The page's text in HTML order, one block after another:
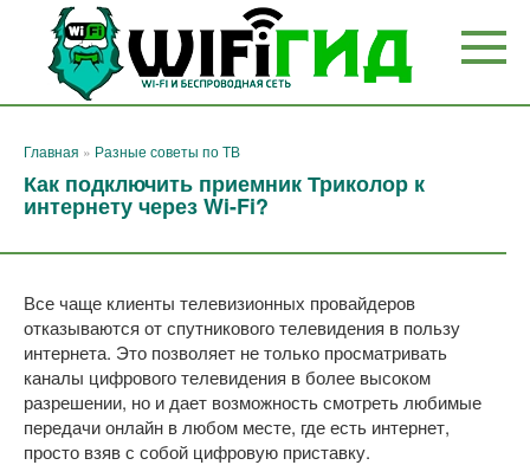
Перейти
контенту
Главная » Разные советы по ТВ
Как подключить приемник Триколор к
интернету через Wi-Fi?
Все чаще клиенты телевизионных провайдеров
отказываются от спутникового телевидения в пользу
интернета. Это позволяет не только просматривать
каналы цифрового телевидения в более высоком
разрешении, но и дает возможность смотреть любимые
передачи онлайн в любом месте, где есть интернет,
просто взяв с собой цифровую приставку.